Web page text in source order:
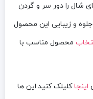
شال را دور سر و گردن
و زیبایی این محصول
محصول مناسب با
اینجاکلیلک کنید.این ها